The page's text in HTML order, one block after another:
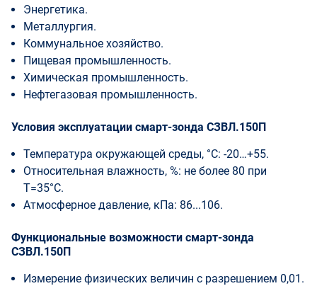
Энергетика.
Металлургия.
Коммунальное хозяйство.
Пищевая промышленность.
Химическая промышленность.
Нефтегазовая промышленность.
Условия эксплуатации cмарт-зонда СЗВЛ.150П
Температура окружающей среды, °С: -20…+55.
Относительная влажность, %: не более 80 при
T=35°С.
Атмосферное давление, кПа: 86...106.
Функциональные возможности cмарт-зонда
СЗВЛ.150П
Измерение физических величин с разрешением 0,01.